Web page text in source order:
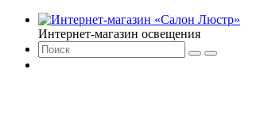
Интернет-магазин освещения